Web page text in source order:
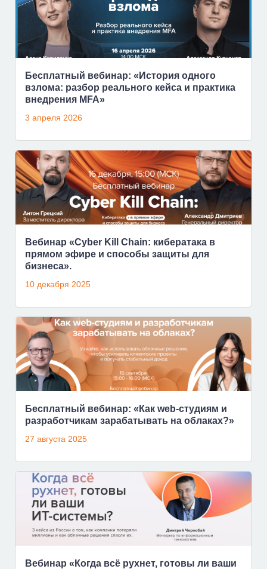
Бесплатный вебинар: «История одного
взлома: разбор реального кейса и практика
внедрения MFA»
3 апреля 2026
Вебинар «Cyber Kill Chain: кибератака в
прямом эфире и способы защиты для
бизнеса».
10 декабря 2025
Бесплатный вебинар: «Как web-студиям и
разработчикам зарабатывать на облаках?»
27 августа 2025
Вебинар «Когда всё рухнет, готовы ли ваши